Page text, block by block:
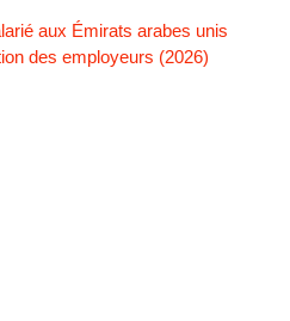
aux Émirats arabes unis
des employeurs (2026)